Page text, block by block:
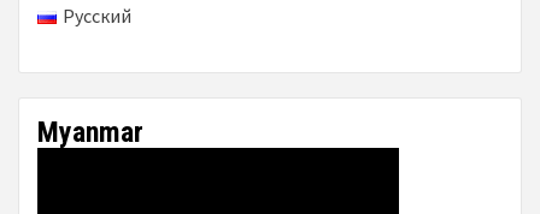
Русский
Myanmar